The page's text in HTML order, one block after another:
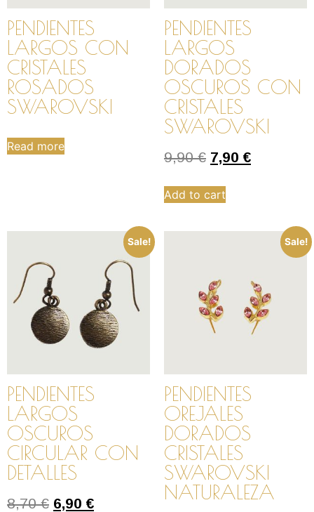
PENDIENTES
LARGOS CON
CRISTALES
ROSADOS
SWAROVSKI
Read more
PENDIENTES
LARGOS
DORADOS
OSCUROS CON
CRISTALES
SWAROVSKI
9,90€ 7,90 €
Add to cart
Sale!
PENDIENTES
LARGOS
OSCUROS
CIRCULAR CON
DETALLES
8,70€ 6,90 €
Sale!
PENDIENTES
OREJALES
DORADOS
CRISTALES
SWAROVSKI
NATURALEZA